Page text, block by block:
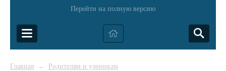
Перейти на полную версию
Главная → Родителям и ученикам